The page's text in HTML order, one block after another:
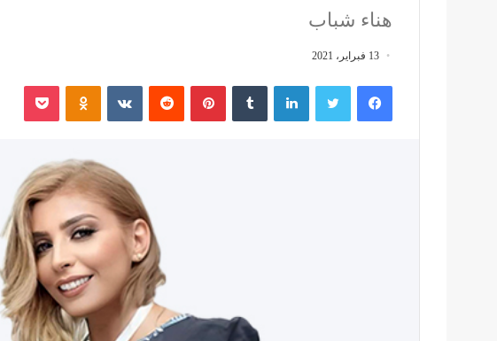
هناء شباب
13 فبراير، 2021
فيسبوك تويتر لينكدإن بينتيريست Odnoklassniki
بوكيت